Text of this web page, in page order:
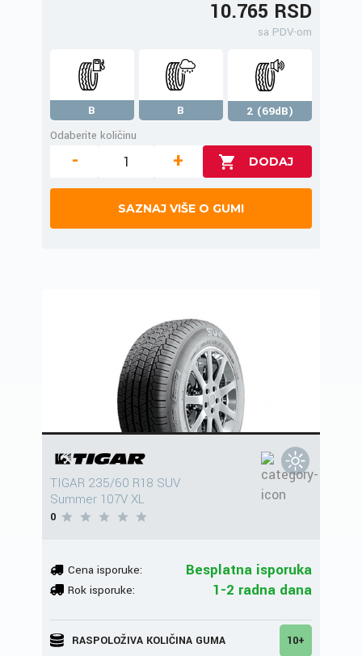
10.765 RSD
sa PDV-om
B B
2 (69dB)
Odaberite količinu
- +
SAZNAJ VIŠE O GUMI
TIGAR 235/60 R18 SUV
Summer 107V XL
0
Cena isporuke: Besplatna isporuka
Rok isporuke: 1-2 radna dana
RASPOLOŽIVA KOLIČINA GUMA 10+